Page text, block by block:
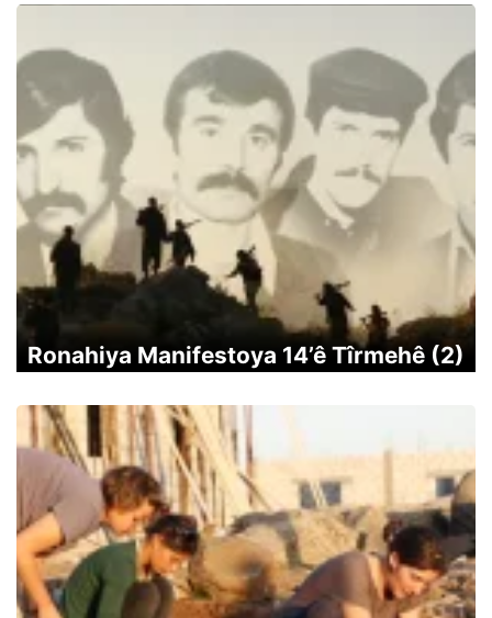
Ronahiya Manifestoya 14’ê Tîrmehê (2)